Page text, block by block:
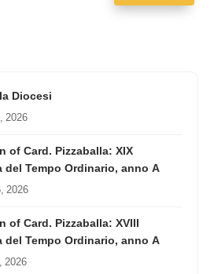
Diocesi
2026
of Card. Pizzaballa: XIX
del Tempo Ordinario, anno A
2026
of Card. Pizzaballa: XVIII
del Tempo Ordinario, anno A
2026